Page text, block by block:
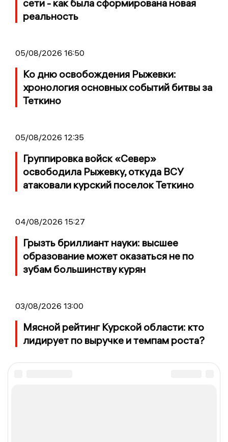
сети - как была сформирована новая
реальность
05/08/2026 16:50
Ко дню освобождения Рыжевки:
хронология основных событий битвы за
Теткино
05/08/2026 12:35
Группировка войск «Север»
освободила Рыжевку, откуда ВСУ
атаковали курский поселок Теткино
04/08/2026 15:27
Грызть бриллиант науки: высшее
образование может оказаться не по
зубам большинству курян
03/08/2026 13:00
Мясной рейтинг Курской области: кто
лидирует по выручке и темпам роста?